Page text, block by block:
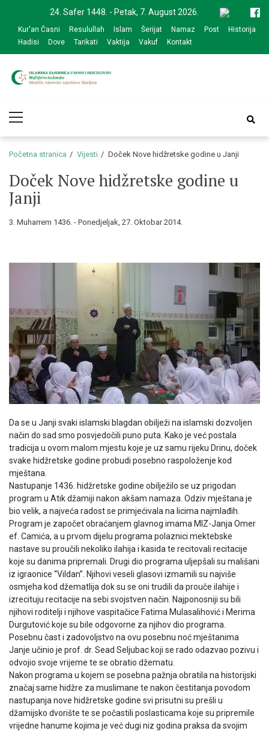
navigation
content
24. Safer 1448. - Petak, 7. August 2026.
Kur'an Časni Resulullah Islam Šerijat Namaz Post
Historija
Hadisi
Dove Tarikati Vaktija Vakuf Kontakt
zajednice Bijeljina
Menu
Početna stranica Vijesti Doček Nove hidžretske godine u Janji
Doček Nove hidžretske godine u
Janji
3. Muharrem 1436. - Ponedjeljak, 27. Oktobar 2014.
Da se u Janji svaki islamski blagdan obilježi na islamski dozvoljen
način do sad smo posvjedočili puno puta. Kako je već postala
tradicija u ovom malom mjestu koje je uz samu rijeku Drinu, doček
svake hidžretske godine probudi posebno raspoloženje kod
mještana.
Nastupanje 1436. hidžretske godine obilježilo se uz prigodan
program u Atik džamiji nakon akšam namaza. Odziv mještana je
bio velik, a najveća radost se primjećivala na licima najmlađih.
Program je započet obraćanjem glavnog imama MIZ-Janja Omer
ef. Camića, a u prvom dijelu programa polaznici mektebske
nastave su proučili nekoliko ilahija i kasida te recitovali recitacije
koje su danima pripremali. Drugi dio programa uljepšali su mališani
iz igraonice “Vildan”. Njihovi veseli glasovi izmamili su najviše
osmjeha kod džematlija dok su se oni trudili da prouče ilahije i
izrecituju recitacije na sebi svojstven način. Najponosniji su bili
njihovi roditelji i njihove vaspitačice Fatima Mulasalihović i Merima
Durgutović koje su bile odgovorne za njihov dio programa.
Posebnu čast i zadovoljstvo na ovu posebnu noć mještanima
Janje učinio je prof. dr. Sead Seljubac koji se rado odazvao pozivu i
odvojio svoje vrijeme te se obratio džematu.
Nakon programa u kojem se posebna pažnja obratila na historijski
značaj same hidžre za muslimane te nakon čestitanja povodom
nastupanja nove hidžretske godine svi prisutni su prešli u
džamijsko dvorište te se počastili poslasticama koje su pripremile
vrijedne hanume kojima je već dugi niz godina praksa da svojim